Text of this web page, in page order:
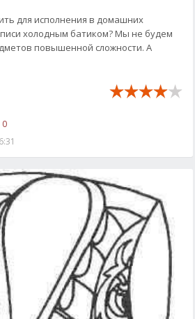
для исполнения в домашних
холодным батиком? Мы не будем
повышенной сложности. А
0